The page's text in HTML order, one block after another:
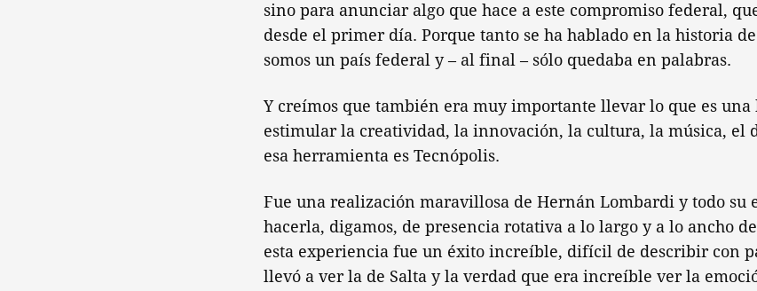
sino para anunciar algo que hace a este compromiso federal,
desde el primer día. Porque tanto se ha hablado en la historia
somos un país federal y – al final – sólo quedaba en palabras.
Y creímos que también era muy importante llevar lo que es
estimular la creatividad, la innovación, la cultura, la música, el
esa herramienta es Tecnópolis.
Fue una realización maravillosa de Hernán Lombardi y todo su
hacerla, digamos, de presencia rotativa a lo largo y a lo ancho
esta experiencia fue un éxito increíble, difícil de describir con
llevó a ver la de Salta y la verdad que era increíble ver la